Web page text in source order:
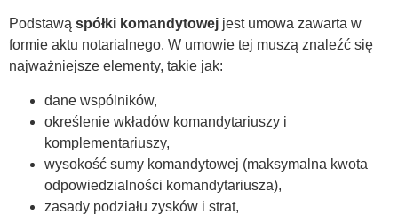
Podstawą spółki komandytowej jest umowa zawarta w
formie aktu notarialnego. W umowie tej muszą znaleźć się
najważniejsze elementy, takie jak:
dane wspólników,
określenie wkładów komandytariuszy i
komplementariuszy,
wysokość sumy komandytowej (maksymalna kwota
odpowiedzialności komandytariusza),
zasady podziału zysków i strat,